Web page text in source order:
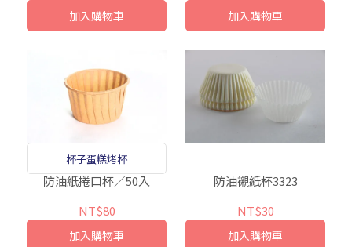
加入購物車 加入購物車
杯子蛋糕烤杯
防油紙捲口杯／50入
NT$80
加入購物車
防油襯紙杯3323
NT$30
加入購物車